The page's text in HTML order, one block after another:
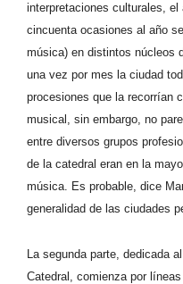
interpretaciones culturales,
cincuenta ocasiones al año
música) en distintos núcleos
una vez por mes la ciudad
procesiones que la recorrían
musical, sin embargo, no
entre diversos grupos
de la catedral eran en la
música. Es probable, dice
generalidad de las ciudades
La segunda parte, dedicada
Catedral, comienza por